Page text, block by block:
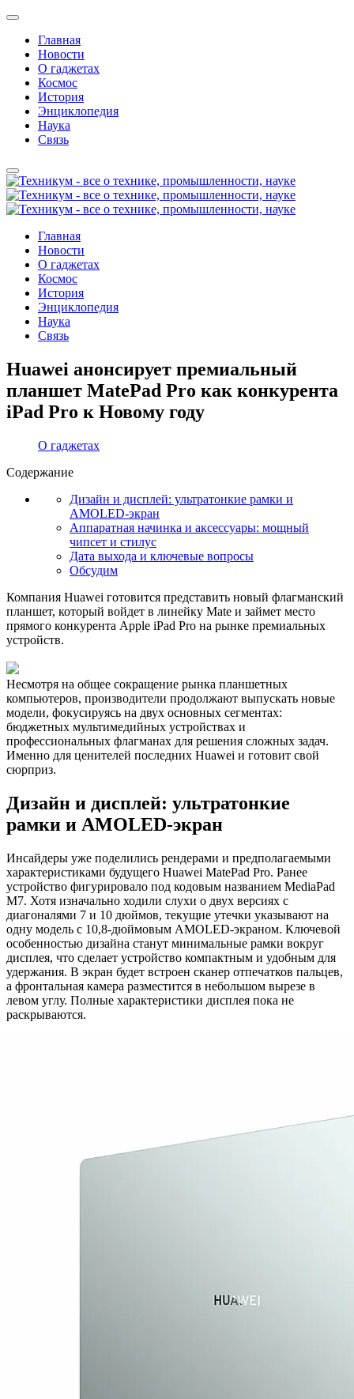
Главная
Новости
О гаджетах
Космос
История
Энциклопедия
Наука
Связь
Главная
Новости
О гаджетах
Космос
История
Энциклопедия
Наука
Связь
Huawei анонсирует премиальный
планшет MatePad Pro как конкурента
iPad Pro к Новому году
О гаджетах
Содержание
Дизайн и дисплей: ультратонкие рамки и
AMOLED-экран
Аппаратная начинка и аксессуары: мощный
чипсет и стилус
Дата выхода и ключевые вопросы
Обсудим
Компания Huawei готовится представить новый флагманский
планшет, который войдет в линейку Mate и займет место
прямого конкурента Apple iPad Pro на рынке премиальных
устройств.
Несмотря на общее сокращение рынка планшетных
компьютеров, производители продолжают выпускать новые
модели, фокусируясь на двух основных сегментах:
бюджетных мультимедийных устройствах и
профессиональных флагманах для решения сложных задач.
Именно для ценителей последних Huawei и готовит свой
сюрприз.
Дизайн и дисплей: ультратонкие
рамки и AMOLED-экран
Инсайдеры уже поделились рендерами и предполагаемыми
характеристиками будущего Huawei MatePad Pro. Ранее
устройство фигурировало под кодовым названием MediaPad
M7. Хотя изначально ходили слухи о двух версиях с
диагоналями 7 и 10 дюймов, текущие утечки указывают на
одну модель с 10,8-дюймовым AMOLED-экраном. Ключевой
особенностью дизайна станут минимальные рамки вокруг
дисплея, что сделает устройство компактным и удобным для
удержания. В экран будет встроен сканер отпечатков пальцев,
а фронтальная камера разместится в небольшом вырезе в
левом углу. Полные характеристики дисплея пока не
раскрываются.